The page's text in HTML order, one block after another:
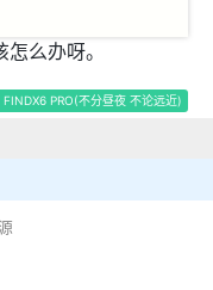
么办呀。
FINDX6 PRO(不分昼夜 不论远近)